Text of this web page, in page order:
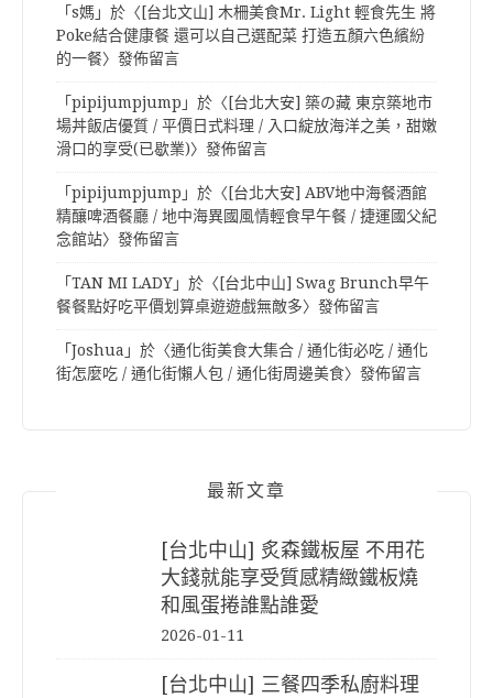
「s媽 」於〈 [台北文山] 木柵美食Mr. Light 輕食先生 將
Poke結合健康餐 還可以自己選配菜 打造五顏六色繽紛
的一餐〉發佈留言
「pipijumpjump 」於〈 [台北大安] 築の藏 東京築地市
場丼飯店優質 / 平價日式料理 / 入口綻放海洋之美，甜嫩
滑口的享受(已歇業)〉發佈留言
「pipijumpjump 」於〈 [台北大安] ABV地中海餐酒館
精釀啤酒餐廳 / 地中海異國風情輕食早午餐 / 捷運國父紀
念館站〉發佈留言
「TAN MI LADY」於〈 [台北中山] Swag Brunch早午
餐餐點好吃平價划算桌遊遊戲無敵多〉發佈留言
「Joshua 」於〈通化街美食大集合 / 通化街必吃 / 通化
街怎麼吃 / 通化街懶人包 / 通化街周邊美食〉發佈留言
最新文章
[台北中山] 炙森鐵板屋 不用花
大錢就能享受質感精緻鐵板燒
和風蛋捲誰點誰愛
2026-01-11
[台北中山] 三餐四季私廚料理